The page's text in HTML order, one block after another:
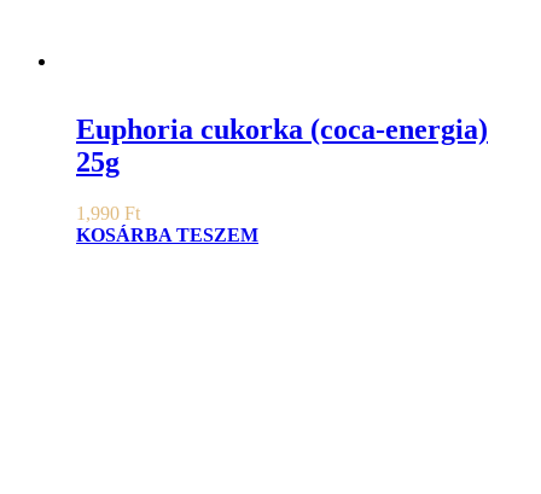
Euphoria cukorka (coca-energia)
25g
1,990 Ft
KOSÁRBA TESZEM